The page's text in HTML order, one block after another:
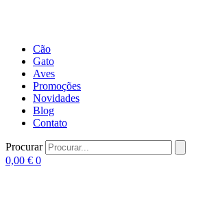
Cão
Gato
Aves
Promoções
Novidades
Blog
Contato
Procurar
0,00 € 0